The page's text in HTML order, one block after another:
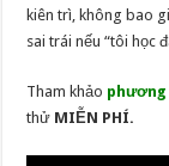
kiên trì, không bao
sai trái nếu “tôi học
Tham khảo phương
thử MIỄN PHÍ.